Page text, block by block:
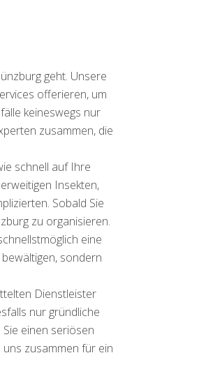
geht. Unsere
offerieren, um
keineswegs nur
zusammen, die
schnell auf Ihre
Insekten,
Sobald Sie
zu organisieren.
eine
sondern
Dienstleister
nur gründliche
einen seriösen
zusammen für ein